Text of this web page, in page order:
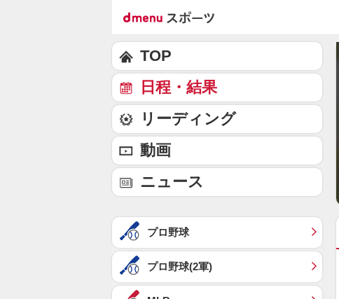
TOP
日程・結果
リーディング
動画
ニュース
プロ野球
プロ野球(2軍)